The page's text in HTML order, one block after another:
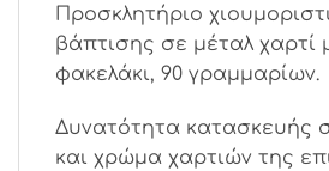
Προσκλητήριο
βάπτισης σε μέταλ χαρτί
φακελάκι, 90 γραμμαρίων.
Δυνατότητα κατασκευής
και χρώμα χαρτιών της